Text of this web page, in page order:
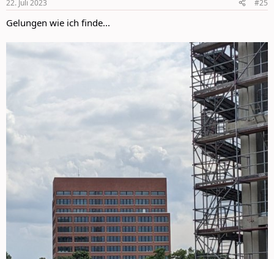
s
22. Juli 2023 #25
Gelungen wie ich finde...